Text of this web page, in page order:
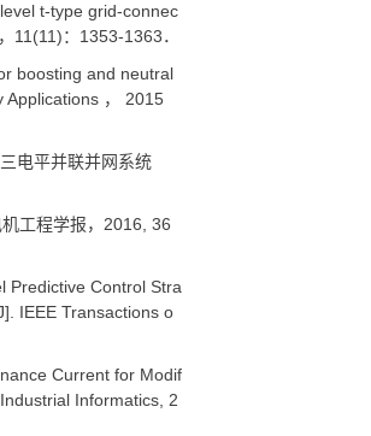
t-type grid-connec
：1353-1363．
boosting and neutral
Applications ， 2015
电平并联并网系统
工程学报，2016, 36
Predictive Control Stra
IEEE Transactions o
Current for Modif
Informatics, 2